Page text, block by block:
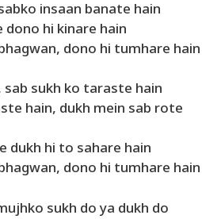
insaan banate hain
dono hi kinare hain
dono hi tumhare hain
sab sukh ko taraste hain
hain, dukh mein sab rote
dukh hi to sahare hain
dono hi tumhare hain
sukh do ya dukh do